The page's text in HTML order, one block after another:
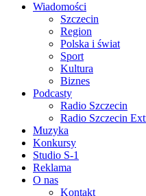
Wiadomości
Szczecin
Region
Polska i świat
Sport
Kultura
Biznes
Podcasty
Radio Szczecin
Radio Szczecin
Muzyka
Konkursy
Studio S-1
Reklama
O nas
Kontakt